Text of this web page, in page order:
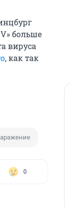
больше
вируса
, как так
0